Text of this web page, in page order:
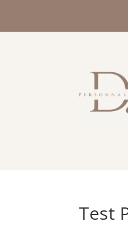
Test